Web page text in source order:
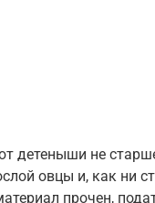
детеныши не
овцы и, как ни
прочен,